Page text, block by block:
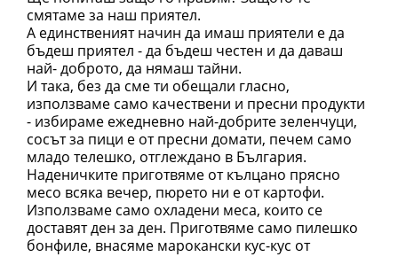
смятаме за наш приятел.
А единственият начин да имаш приятели е да
бъдеш приятел - да бъдеш честен и да даваш
най- доброто, да нямаш тайни.
И така, без да сме ти обещали гласно,
използваме само качествени и пресни продукти
- избираме ежедневно най-добрите зеленчуци,
сосът за пици е от пресни домати, печем само
младо телешко, отглеждано в България.
Наденичките приготвяме от кълцано прясно
месо всяка вечер, пюрето ни е от картофи.
Използваме само охладени меса, които се
доставят ден за ден. Приготвяме само пилешко
бонфиле, внасяме марокански кус-кус от